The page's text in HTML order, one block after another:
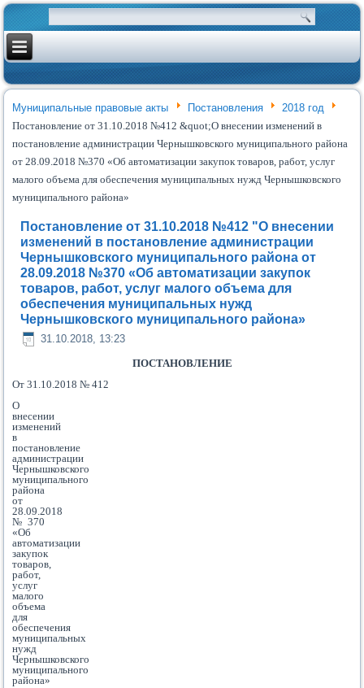
Муниципальные правовые акты Постановления
2018 год
Постановление от 31.10.2018 №412 &quot;О внесении изменений в
постановление администрации Чернышковского муниципального района
от 28.09.2018 №370 «Об автоматизации закупок товаров, работ, услуг
малого объема для обеспечения муниципальных нужд Чернышковского
муниципального района»
Постановление от 31.10.2018 №412 "О внесении
изменений в постановление администрации
Чернышковского муниципального района от
28.09.2018 №370 «Об автоматизации закупок
товаров, работ, услуг малого объема для
обеспечения муниципальных нужд
Чернышковского муниципального района»
31.10.2018, 13:23
ПОСТАНОВЛЕНИЕ
От 31.10.2018 № 412
О
внесении
изменений
в
постановление
администрации
Чернышковского
муниципального
района
от
28.09.2018
№370
«Об
автоматизации
закупок
товаров,
работ,
услуг
малого
объема
для
обеспечения
муниципальных
нужд
Чернышковского
муниципального
района»